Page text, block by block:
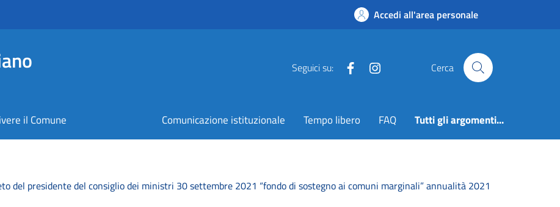
Accedi all'area personale
Seguici su: Facebook Cerca
il Comune Comunicazione istituzionale Tempo libero FAQ Tutti gli argomenti...
del presidente del consiglio dei ministri 30 settembre 2021 “fondo di sostegno ai comuni marginali” annualità 2021